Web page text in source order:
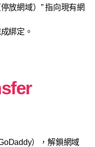
放網域）” 指向現有網
綁定。
），解鎖網域